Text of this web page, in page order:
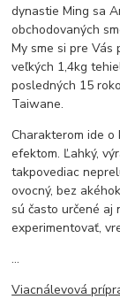
dynastie Ming sa
obchodovaných
My sme si pre Vás
veľkých 1,4kg
posledných 15
Taiwane.
Charakterom ide o
efektom. Ľahký,
takpovediac
ovocný, bez
sú často určené aj
experimentovať,
...
Viacnálevová